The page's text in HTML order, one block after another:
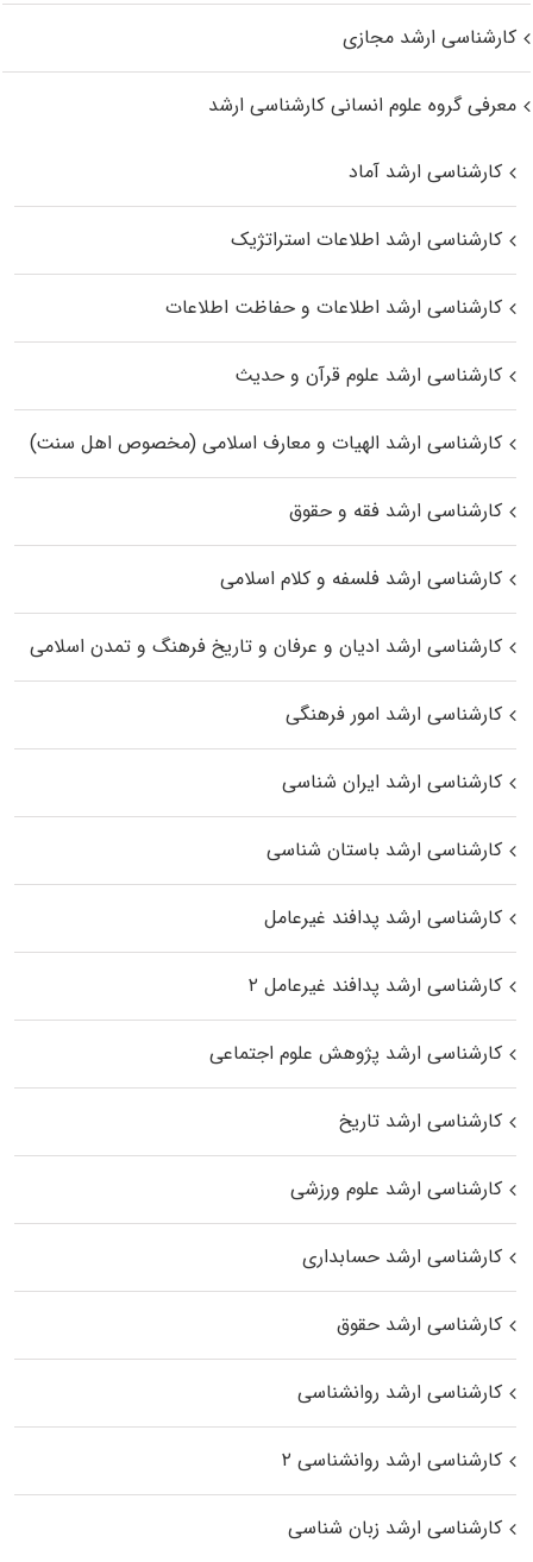
کارشناسی ارشد مجازی
معرفی گروه علوم انسانی کارشناسی ارشد
کارشناسی ارشد آماد
کارشناسی ارشد اطلاعات استراتژیک
کارشناسی ارشد اطلاعات و حفاظت اطلاعات
کارشناسی ارشد علوم قرآن و حدیث
کارشناسی ارشد الهیات و معارف اسلامی (مخصوص اهل سنت)
کارشناسی ارشد فقه و حقوق
کارشناسی ارشد فلسفه و کلام اسلامی
کارشناسی ارشد ادیان و عرفان و تاریخ فرهنگ و تمدن اسلامی
کارشناسی ارشد امور فرهنگی
کارشناسی ارشد ایران شناسی
کارشناسی ارشد باستان شناسی
کارشناسی ارشد پدافند غیرعامل
کارشناسی ارشد پدافند غیرعامل ۲
کارشناسی ارشد پژوهش علوم اجتماعی
کارشناسی ارشد تاریخ
کارشناسی ارشد علوم ورزشی
کارشناسی ارشد حسابداری
کارشناسی ارشد حقوق
کارشناسی ارشد روانشناسی
کارشناسی ارشد روانشناسی ۲
کارشناسی ارشد زبان شناسی